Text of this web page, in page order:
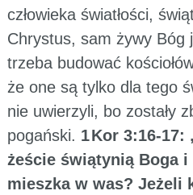
człowieka światłości,
Chrystus, sam żywy Bóg
trzeba budować
że one są tylko dla tego
nie uwierzyli, bo zostały
pogański. 1 Kor 3:16-17:
żeście świątynią Boga i
mieszka w was? Jeżeli